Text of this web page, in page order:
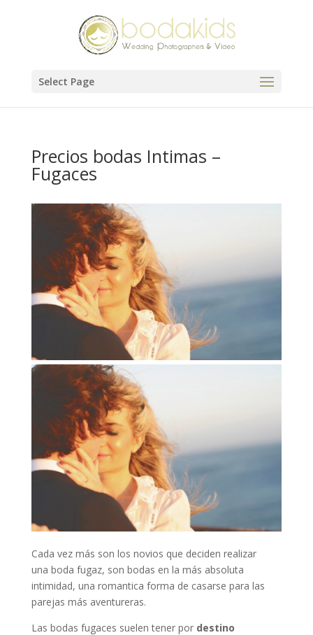
Select Page
Precios bodas Intimas –
Fugaces
Cada vez más son los novios que deciden realizar
una boda fugaz, son bodas en la más absoluta
intimidad, una romantica forma de casarse para las
parejas más aventureras.
Las bodas fugaces suelen tener por destino